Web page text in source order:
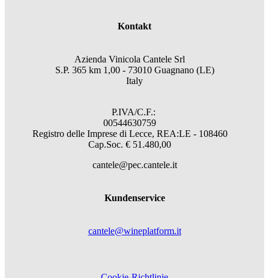
Kontakt
Azienda Vinicola Cantele Srl
S.P. 365 km 1,00 - 73010 Guagnano (LE)
Italy
P.IVA/C.F.:
00544630759
Registro delle Imprese di Lecce, REA:LE - 108460
Cap.Soc. € 51.480,00
cantele@pec.cantele.it
Kundenservice
cantele@wineplatform.it